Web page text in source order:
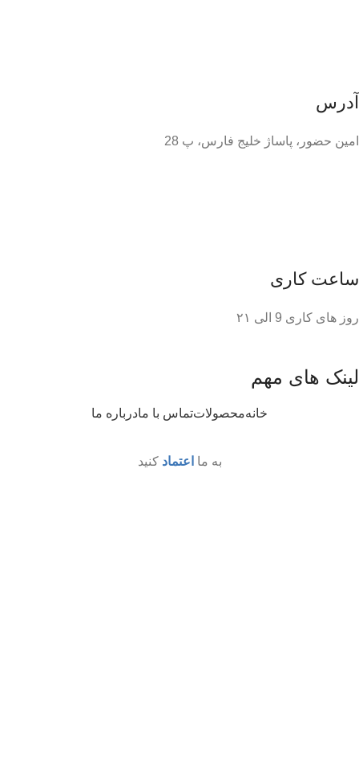
آدرس
امین حضور، پاساژ خلیج فارس، پ 28
ساعت کاری
روز های کاری 9 الی ۲۱
لینک های مهم
خانهمحصولاتتماس با مادرباره ما
به ما اعتماد کنید